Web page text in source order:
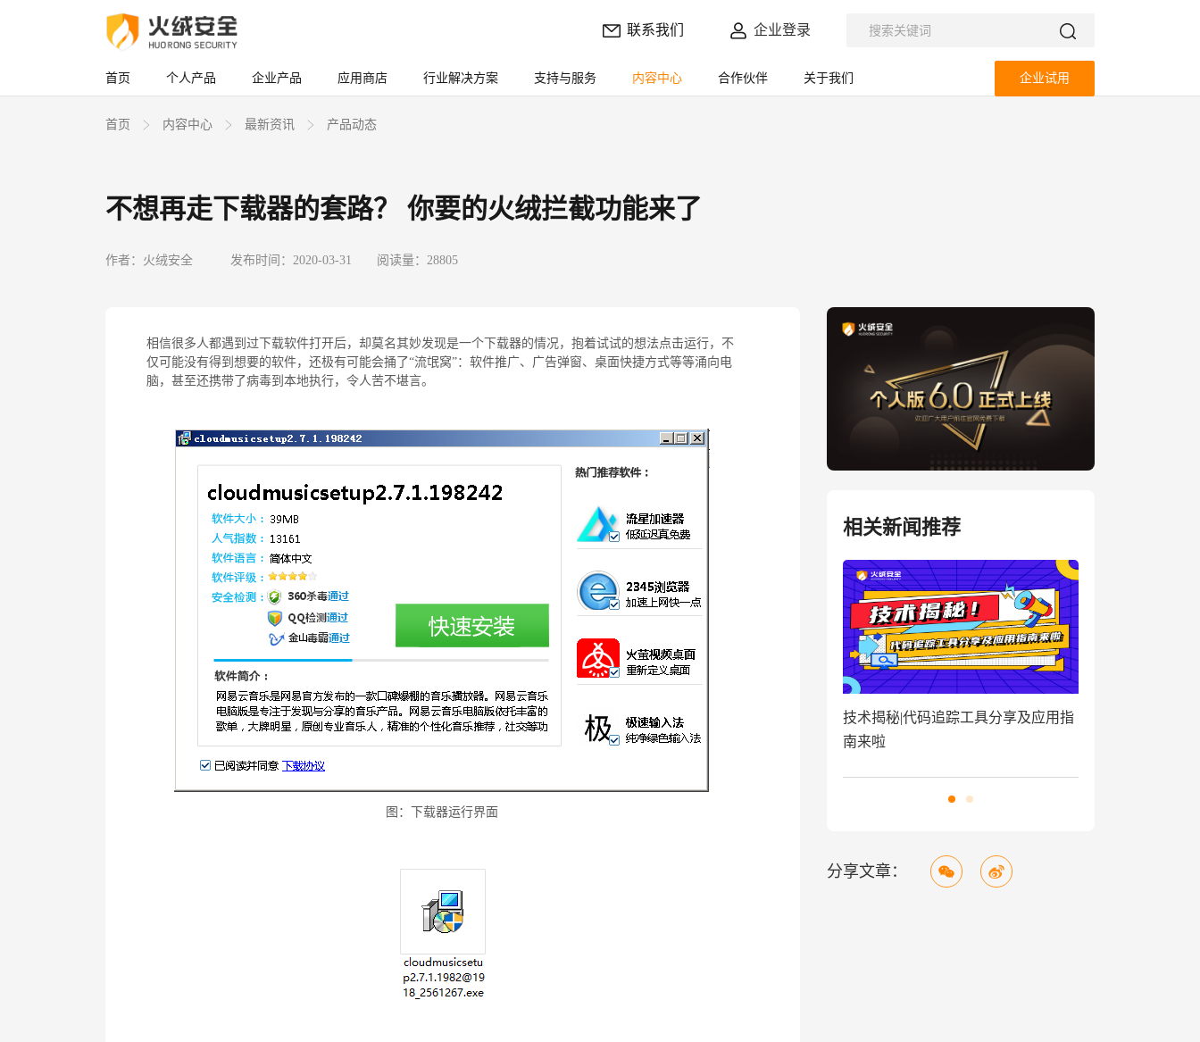
联系我们 企业登录
首页 个人产品 企业产品 应用商店 行业解决方案 支持与服务 内容中心 合作伙伴 关于我们 企业试用
首页 内容中心 最新资讯 产品动态
不想再走下载器的套路？ 你要的火绒拦截功能来了
作者：火绒安全 发布时间：2020-03-31 阅读量：28805
相信很多人都遇到过下载软件打开后，却莫名其妙发现是一个下载器的情况，抱着试试的想法点击运行，不
仅可能没有得到想要的软件，还极有可能会捅了“流氓窝”：软件推广、广告弹窗、桌面快捷方式等等涌向电
脑，甚至还携带了病毒到本地执行，令人苦不堪言。
图：下载器运行界面
相关新闻推荐
窃密病毒伪装Windows激活程序 盗取
用户资金
技术揭秘|代码追踪工具分享及应用指
南来啦
分享文章：